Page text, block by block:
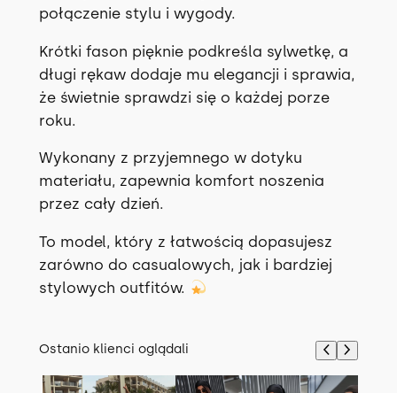
połączenie stylu i wygody.
Krótki fason pięknie podkreśla sylwetkę, a
długi rękaw dodaje mu elegancji i sprawia,
że świetnie sprawdzi się o każdej porze
roku.
Wykonany z przyjemnego w dotyku
materiału, zapewnia komfort noszenia
przez cały dzień.
To model, który z łatwością dopasujesz
zarówno do casualowych, jak i bardziej
stylowych outfitów.
Ostanio klienci oglądali